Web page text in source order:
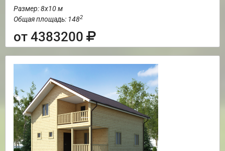
Размер: 8х10 м
Общая площадь: 1482
от 4383200